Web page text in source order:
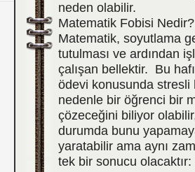
neden olabilir.
Matematik Fobisi Nedir?
Matematik, soyutlama
tutulması ve ardından
çalışan bellektir. Bu
ödevi konusunda stresli
nedenle bir öğrenci bir
çözeceğini biliyor
durumda bunu
yaratabilir ama aynı
tek bir sonucu